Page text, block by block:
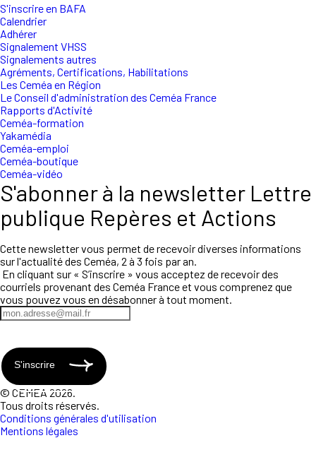
S'inscrire en BAFA
Calendrier
Adhérer
Signalement VHSS
Signalements autres
Agréments, Certifications, Habilitations
Les Ceméa en Région
Le Conseil d'administration des Ceméa France
Rapports d'Activité
Ceméa-formation
Yakamédia
Ceméa-emploi
Ceméa-boutique
Ceméa-vidéo
S'abonner à la newsletter Lettre
publique Repères et Actions
Cette newsletter vous permet de recevoir diverses informations
sur l'actualité des Ceméa, 2 à 3 fois par an.
En cliquant sur « S’inscrire » vous acceptez de recevoir des
courriels provenant des Ceméa France et vous comprenez que
vous pouvez vous en désabonner à tout moment.
S'inscrire
© CEMEA 2026.
Tous droits réservés.
Conditions générales d'utilisation
Mentions légales